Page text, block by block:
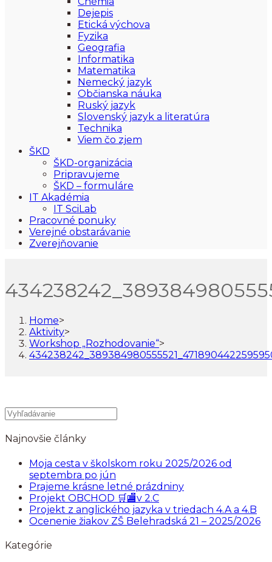
Dejepis
Etická výchova
Fyzika
Geografia
Informatika
Matematika
Nemecký jazyk
Občianska náuka
Ruský jazyk
Slovenský jazyk a literatúra
Technika
Viem čo zjem
ŠKD
ŠKD-organizácia
Pripravujeme
ŠKD – formuláre
IT Akadémia
IT SciLab
Pracovné ponuky
Verejné obstarávanie
Zverejňovanie
Home>
Aktivity>
Workshop „Rozhodovanie“>
Najnovšie články
Moja cesta v školskom roku 2025/2026 od
septembra po jún
Prajeme krásne letné prázdniny
Projekt OBCHOD 🛒🏬v 2.C
Projekt z anglického jazyka v triedach 4.A a 4.B
Ocenenie žiakov ZŠ Belehradská 21 – 2025/2026
Kategórie